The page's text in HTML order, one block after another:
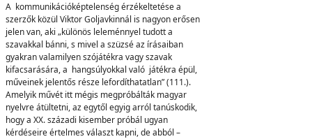
A kommunikációképtelenség érzékeltetése a
szerzők közül Viktor Goljavkinnál is nagyon erősen
jelen van, aki „különös leleménnyel tudott a
szavakkal bánni, s mivel a szüzsé az írásaiban
gyakran valamilyen szójátékra vagy szavak
kifacsarására, a hangsúlyokkal való játékra épül,
műveinek jelentős része lefordíthatatlan” (111.).
Amelyik művét itt mégis megpróbálták magyar
nyelvre átültetni, az egytől egyig arról tanúskodik,
hogy a XX. századi kisember próbál ugyan
kérdéseire értelmes választ kapni, de abból –